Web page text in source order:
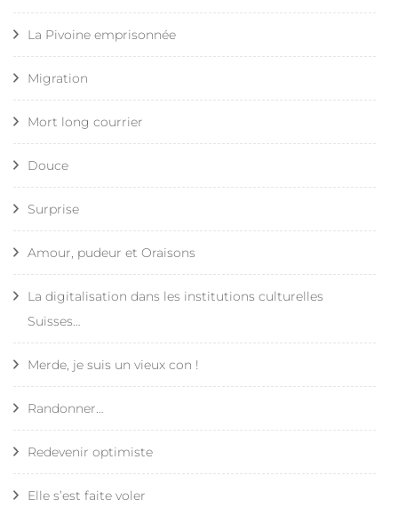
La Pivoine emprisonnée
Migration
Mort long courrier
Douce
Surprise
Amour, pudeur et Oraisons
La digitalisation dans les institutions culturelles
Suisses…
Merde, je suis un vieux con !
Randonner…
Redevenir optimiste
Elle s’est faite voler